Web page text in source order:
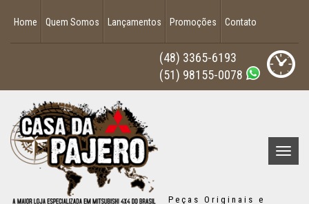
Home Quem Somos Lançamentos Promoções Contato
(48) 3365-6193
(51) 98155-0078
Menu
Peças Originais e